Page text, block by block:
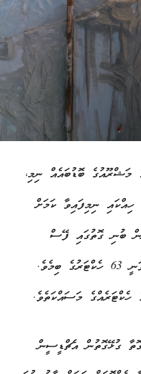
ބޮޑުބައެއް ނިމި،
ހިއްކައި ނިމިފައިވާ ކަމަށް
ބުނި ގޮތުގައި ފޭސް
ތިނަކުން ޖުމްލަ ހިއްކުމަށް ހަމަޖެހިފައިވަނީ 63 ހެކްޓަރުގެ ބިމެވެ.
މަސައްކަތެވެ.
ގުޅޭގޮތުން އެޗްޑީސީން